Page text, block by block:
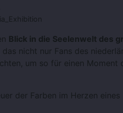
Blick in die Seelenwelt des
nicht nur Fans des
um so für einen Moment
der Farben im Herzen eines